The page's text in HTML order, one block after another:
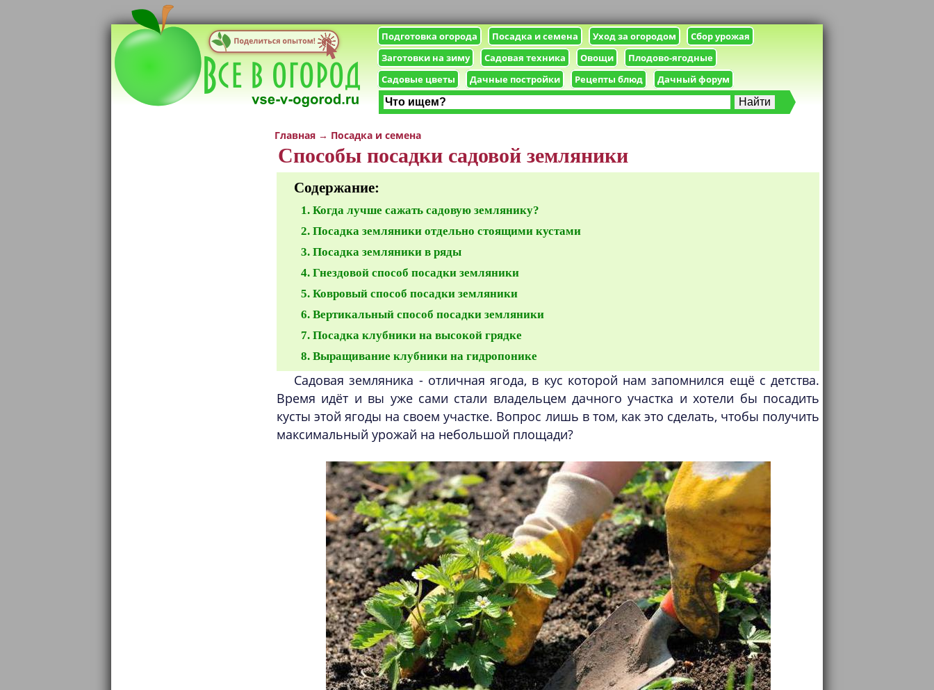
Подготовка огорода Посадка и семена Уход за огородом
Сбор урожая
Заготовки на зиму
Садовая техника Овощи
Плодово-ягодные
Садовые цветы
Дачные постройки Рецепты блюд Дачный форум
Главная → Посадка и семена
Способы посадки садовой земляники
Содержание:
Когда лучше сажать садовую землянику?
Посадка земляники отдельно стоящими кустами
Посадка земляники в ряды
Гнездовой способ посадки земляники
Ковровый способ посадки земляники
Вертикальный способ посадки земляники
Посадка клубники на высокой грядке
Выращивание клубники на гидропонике
Садовая земляника - отличная ягода, в кус которой нам запомнился ещё с детства.
Время идёт и вы уже сами стали владельцем дачного участка и хотели бы посадить
кусты этой ягоды на своем участке. Вопрос лишь в том, как это сделать, чтобы получить
максимальный урожай на небольшой площади?